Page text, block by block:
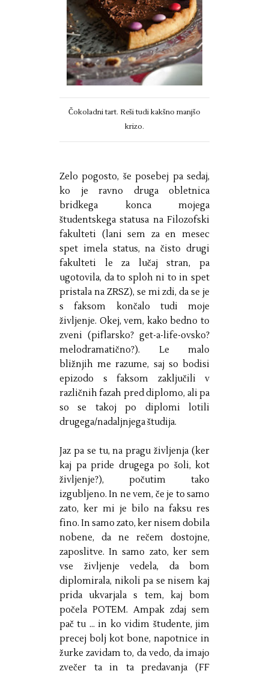
Čokoladni tart. Reši tudi kakšno manjšo
krizo.
Zelo pogosto, še posebej pa sedaj,
ko je ravno druga obletnica
bridkega konca mojega
študentskega statusa na Filozofski
fakulteti (lani sem za en mesec
spet imela status, na čisto drugi
fakulteti le za lučaj stran, pa
ugotovila, da to sploh ni to in spet
pristala na ZRSZ), se mi zdi, da se je
s faksom končalo tudi moje
življenje. Okej, vem, kako bedno to
zveni (piflarsko? get-a-life-ovsko?
melodramatično?). Le malo
bližnjih me razume, saj so bodisi
epizodo s faksom zaključili v
različnih fazah pred diplomo, ali pa
so se takoj po diplomi lotili
drugega/nadaljnjega študija.
Jaz pa se tu, na pragu življenja (ker
kaj pa pride drugega po šoli, kot
življenje?), počutim tako
izgubljeno. In ne vem, če je to samo
zato, ker mi je bilo na faksu res
fino. In samo zato, ker nisem dobila
nobene, da ne rečem dostojne,
zaposlitve. In samo zato, ker sem
vse življenje vedela, da bom
diplomirala, nikoli pa se nisem kaj
prida ukvarjala s tem, kaj bom
počela POTEM. Ampak zdaj sem
pač tu ... in ko vidim študente, jim
precej bolj kot bone, napotnice in
žurke zavidam to, da vedo, da imajo
zvečer ta in ta predavanja (FF